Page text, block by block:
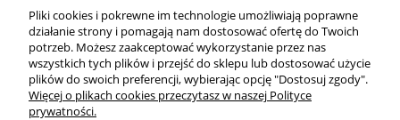
Pomoc
O nas
Pliki cookies i pokrewne im technologie umożliwiają poprawne
działanie strony i pomagają nam dostosować ofertę do Twoich
potrzeb. Możesz zaakceptować wykorzystanie przez nas
wszystkich tych plików i przejść do sklepu lub dostosować użycie
plików do swoich preferencji, wybierając opcję "Dostosuj zgody".
Więcej o plikach cookies przeczytasz w naszej Polityce
prywatności.